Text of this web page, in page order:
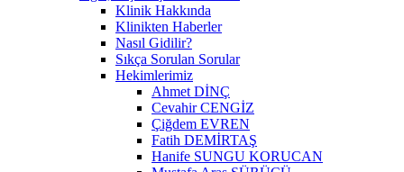
Klinik Hakkında
Klinikten Haberler
Nasıl Gidilir?
Sıkça Sorulan Sorular
Hekimlerimiz
Ahmet DİNÇ
Cevahir CENGİZ
Çiğdem EVREN
Fatih DEMİRTAŞ
Hanife SUNGU KORUCAN